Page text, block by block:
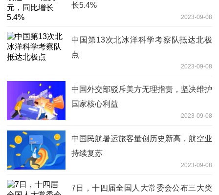
长5.4%
2023-09-08
中国第13次北冰洋科学考察队抵达北极
点
2023-09-08
中国外交部驳斥美方无理指责，坚决维护
国家核心利益
2023-09-08
中国民航暑运旅客量创历史新高，航空业
持续复苏
2023-09-08
7日，十四届全国人大常委会公布三大类